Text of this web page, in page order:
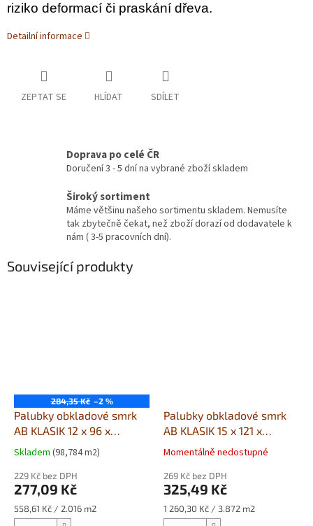
riziko deformací či praskání dřeva.
Detailní informace
ZEPTAT SE HLÍDAT SDÍLET
Doprava po celé ČR
Doručení 3 - 5 dní na vybrané zboží skladem
Široký sortiment
Máme většinu našeho sortimentu skladem. Nemusíte
tak zbytečně čekat, než zboží dorazí od dodavatele k
nám ( 3-5 pracovních dní).
Související produkty
284,35 Kč –2 %
Palubky obkladové smrk
AB KLASIK 12 x 96 x
2100mm
Skladem (98,784 m2)
229 Kč bez DPH
277,09 Kč
Měrná
cena:
558,61 Kč / 2.016 m2
Palubky obkladové smrk
AB KLASIK 15 x 121 x
4000mm
Momentálně nedostupné
269 Kč bez DPH
325,49 Kč
Měrná
cena:
1 260,30 Kč / 3.872 m2